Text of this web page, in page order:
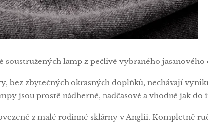
soustružených lamp z pečlivě vybraného jasanového
bez zbytečných okrasných doplňků, nechávají
jsou prostě nádherné, nadčasové a vhodné jak
z malé rodinné sklárny v Anglii. Kompletně